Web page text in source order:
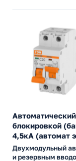
блокировкой
4,5кА (автомат
Двухмодульный
и резервным